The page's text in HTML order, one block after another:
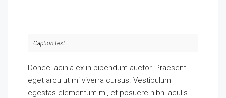
Caption text
Donec lacinia ex in bibendum auctor. Praesent
eget arcu ut mi viverra cursus. Vestibulum
egestas elementum mi, et posuere nibh iaculis